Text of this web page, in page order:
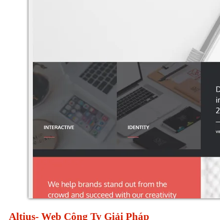
Altius- Web Công Ty Giải Pháp